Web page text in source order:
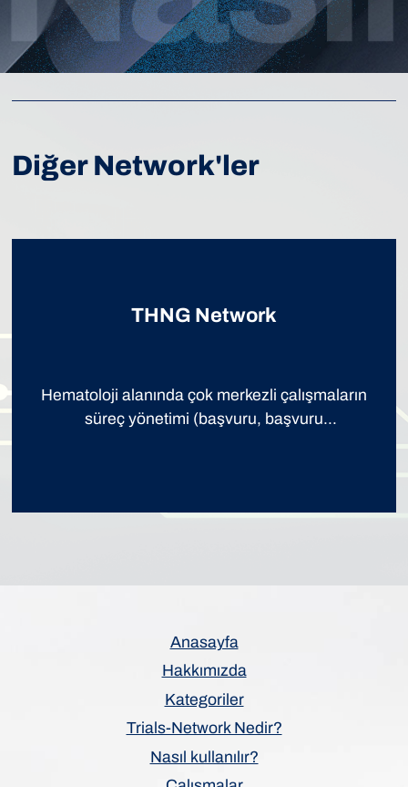
Diğer Network'ler
THNG Network
Hematoloji alanında çok merkezli çalışmaların
süreç yönetimi (başvuru, başvuru
Anasayfa
Hakkımızda
Kategoriler
Trials-Network Nedir?
Nasıl kullanılır?